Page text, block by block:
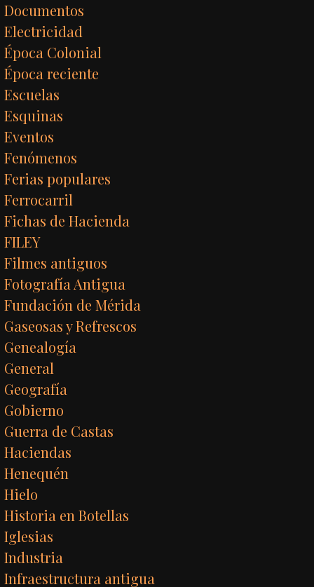
Documentos
Electricidad
Época Colonial
Época reciente
Escuelas
Esquinas
Eventos
Fenómenos
Ferias populares
Ferrocarril
Fichas de Hacienda
FILEY
Filmes antiguos
Fotografía Antigua
Fundación de Mérida
Gaseosas y Refrescos
Genealogía
General
Geografía
Gobierno
Guerra de Castas
Haciendas
Henequén
Hielo
Historia en Botellas
Iglesias
Industria
Infraestructura antigua